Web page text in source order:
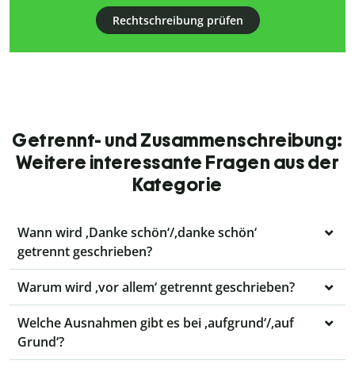
Rechtschreibung prüfen
Getrennt- und Zusammenschreibung:
Weitere interessante Fragen aus der
Kategorie
Wann wird ‚Danke schön‘/‚danke schön‘
getrennt geschrieben?
Warum wird ‚vor allem‘ getrennt geschrieben?
Welche Ausnahmen gibt es bei ‚aufgrund‘/‚auf
Grund‘?